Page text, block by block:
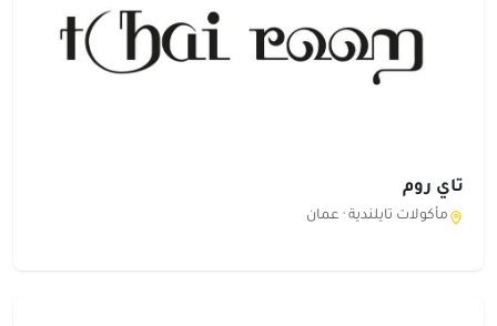
تاي روم
مأكولات تايلندية · عمان